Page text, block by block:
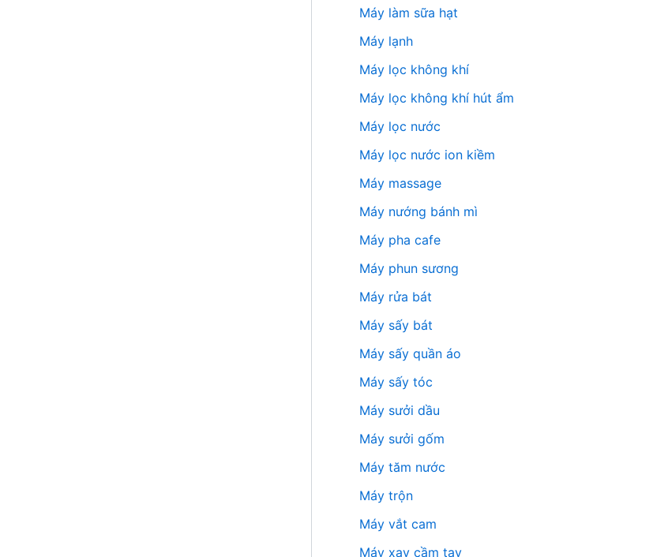
Máy làm sữa hạt
Máy lạnh
Máy lọc không khí
Máy lọc không khí hút ẩm
Máy lọc nước
Máy lọc nước ion kiềm
Máy massage
Máy nướng bánh mì
Máy pha cafe
Máy phun sương
Máy rửa bát
Máy sấy bát
Máy sấy quần áo
Máy sấy tóc
Máy sưởi dầu
Máy sưởi gốm
Máy tăm nước
Máy trộn
Máy vắt cam
Máy xay cầm tay